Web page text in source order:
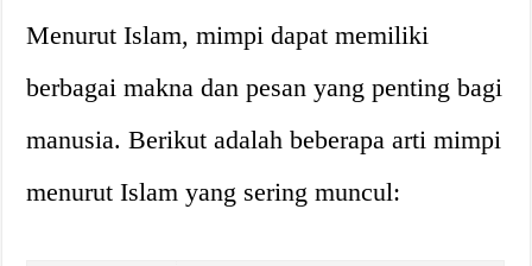
Menurut Islam, mimpi dapat memiliki
berbagai makna dan pesan yang penting bagi
manusia. Berikut adalah beberapa arti mimpi
menurut Islam yang sering muncul: